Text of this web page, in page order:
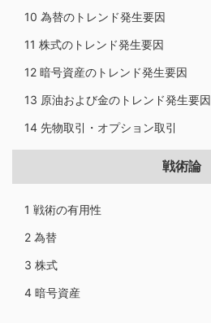
10 為替のトレンド発生要因
11 株式のトレンド発生要因
12 暗号資産のトレンド発生要因
13 原油および金のトレンド発生要因
14 先物取引・オプション取引
戦術論
1 戦術の有用性
2 為替
3 株式
4 暗号資産